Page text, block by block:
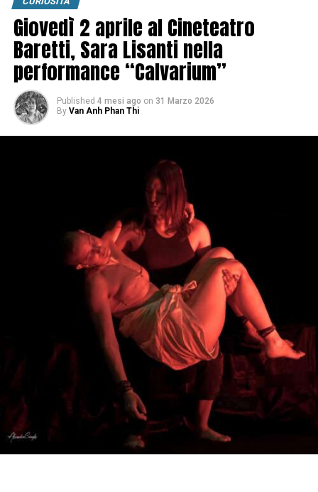
Giovedì 2 aprile al Cineteatro
Baretti, Sara Lisanti nella
performance “Calvarium”
Published 4 mesi ago on 31 Marzo 2026
By Van Anh Phan Thi